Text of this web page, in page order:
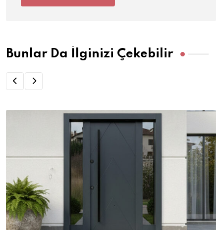
Bunlar Da İlginizi Çekebilir